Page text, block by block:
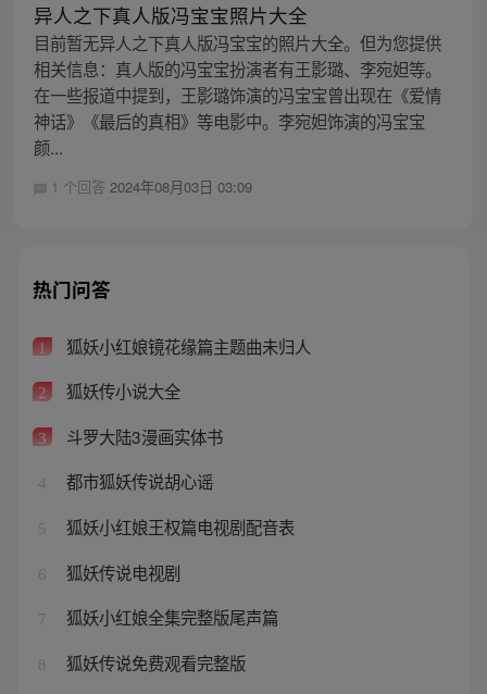
异人之下真人版冯宝宝照片大全
目前暂无异人之下真人版冯宝宝的照片大全。但为您提供
相关信息：真人版的冯宝宝扮演者有王影璐、李宛妲等。
在一些报道中提到，王影璐饰演的冯宝宝曾出现在《爱情
神话》《最后的真相》等电影中。李宛妲饰演的冯宝宝
颜...
1 个回答 2024年08月03日 03:09
热门问答
1 狐妖小红娘镜花缘篇主题曲未归人
2 狐妖传小说大全
3 斗罗大陆3漫画实体书
4 都市狐妖传说胡心谣
5 狐妖小红娘王权篇电视剧配音表
6 狐妖传说电视剧
7 狐妖小红娘全集完整版尾声篇
8 狐妖传说免费观看完整版